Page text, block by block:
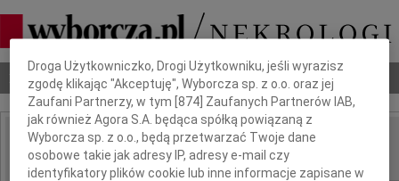
Nekrologi Odeszli Poradnik pogrzebowy
IMIĘ I NAZWISKO: Elżbieta Michel
Dbamy o Twoją prywatność
Droga Użytkowniczko, Drogi Użytkowniku, jeśli wyrazisz
zgodę klikając "Akceptuję", Wyborcza sp. z o.o. oraz jej
Zaufani Partnerzy, w tym [874 ] Zaufanych Partnerów IAB,
jak również Agora S.A. będąca spółką powiązaną z
Wyborcza sp. z o.o., będą przetwarzać Twoje dane
osobowe takie jak adresy IP, adresy e-mail czy
identyfikatory plików cookie lub inne informacje zapisane w